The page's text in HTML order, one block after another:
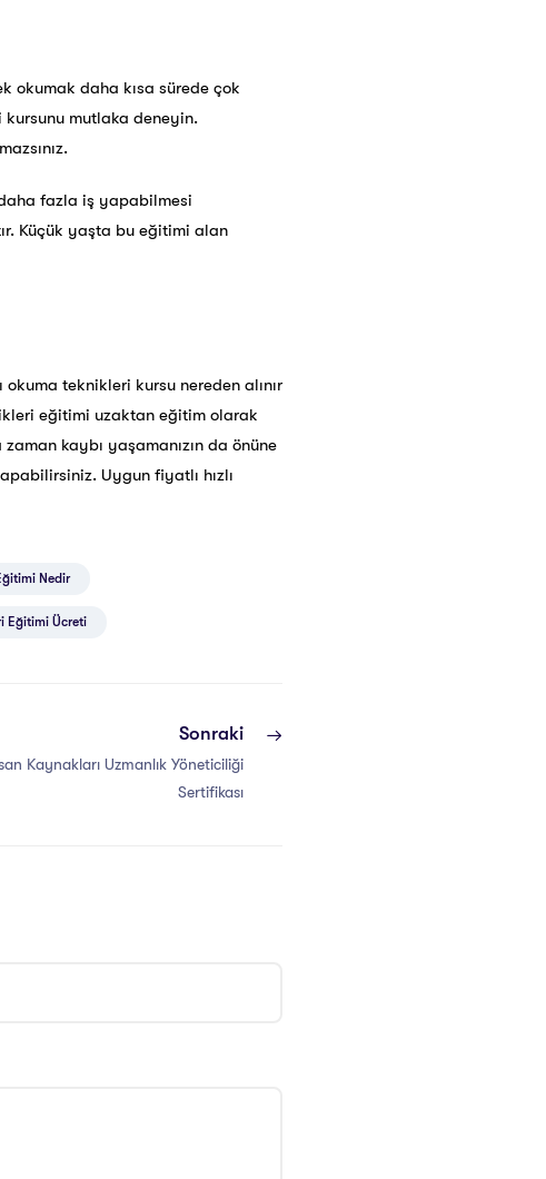
okumak daha kısa sürede çok
kursunu mutlaka deneyin.
fazla iş yapabilmesi
Küçük yaşta bu eğitimi alan
teknikleri kursu nereden alınır
eğitimi uzaktan eğitim olarak
kaybı yaşamanızın da önüne
Uygun fiyatlı hızlı
Nedir
Eğitimi Ücreti
Sonraki
Kaynakları Uzmanlık Yöneticiliği
Sertifikası